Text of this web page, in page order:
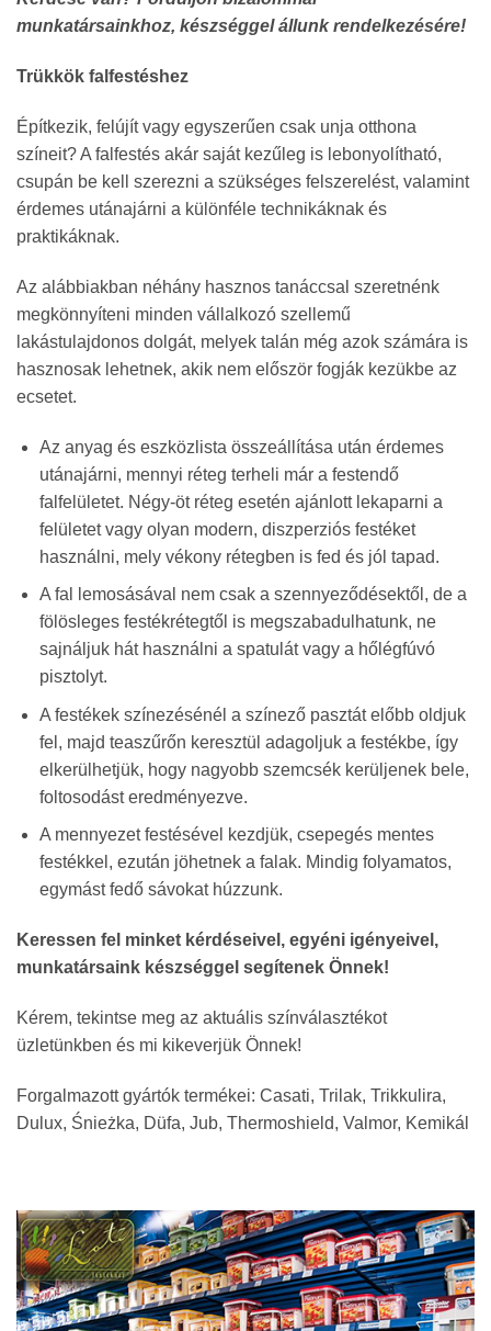
munkatársainkhoz, készséggel állunk rendelkezésére!
Trükkök falfestéshez
Építkezik, felújít vagy egyszerűen csak unja otthona
színeit? A falfestés akár saját kezűleg is lebonyolítható,
csupán be kell szerezni a szükséges felszerelést, valamint
érdemes utánajárni a különféle technikáknak és
praktikáknak.
Az alábbiakban néhány hasznos tanáccsal szeretnénk
megkönnyíteni minden vállalkozó szellemű
lakástulajdonos dolgát, melyek talán még azok számára is
hasznosak lehetnek, akik nem először fogják kezükbe az
ecsetet.
Az anyag és eszközlista összeállítása után érdemes
utánajárni, mennyi réteg terheli már a festendő
falfelületet. Négy-öt réteg esetén ajánlott lekaparni a
felületet vagy olyan modern, diszperziós festéket
használni, mely vékony rétegben is fed és jól tapad.
A fal lemosásával nem csak a szennyeződésektől, de a
fölösleges festékrétegtől is megszabadulhatunk, ne
sajnáljuk hát használni a spatulát vagy a hőlégfúvó
pisztolyt.
A festékek színezésénél a színező pasztát előbb oldjuk
fel, majd teaszűrőn keresztül adagoljuk a festékbe, így
elkerülhetjük, hogy nagyobb szemcsék kerüljenek bele,
foltosodást eredményezve.
A mennyezet festésével kezdjük, csepegés mentes
festékkel, ezután jöhetnek a falak. Mindig folyamatos,
egymást fedő sávokat húzzunk.
Keressen fel minket kérdéseivel, egyéni igényeivel,
munkatársaink készséggel segítenek Önnek!
Kérem, tekintse meg az aktuális színválasztékot
üzletünkben és mi kikeverjük Önnek!
Forgalmazott gyártók termékei: Casati, Trilak, Trikkulira,
Dulux, Śnieżka, Düfa, Jub, Thermoshield, Valmor, Kemikál